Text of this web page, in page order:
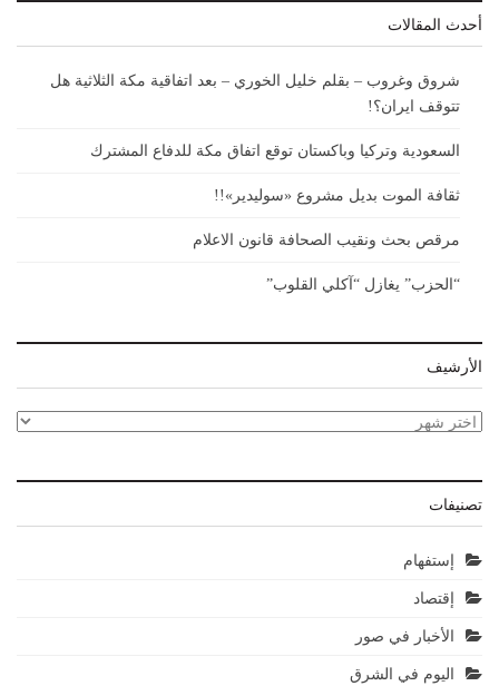
أحدث المقالات
شروق وغروب – بقلم خليل الخوري – بعد اتفاقية مكة الثلاثية هل
تتوقف ايران؟!
السعودية وتركيا وباكستان توقع اتفاق مكة للدفاع المشترك
ثقافة الموت بديل مشروع «سوليدير»!!
مرقص بحث ونقيب الصحافة قانون الاعلام
“الحزب” يغازل “آكلي القلوب”
الأرشيف
الأرشيف
تصنيفات
إستفهام
إقتصاد
الأخبار في صور
اليوم في الشرق